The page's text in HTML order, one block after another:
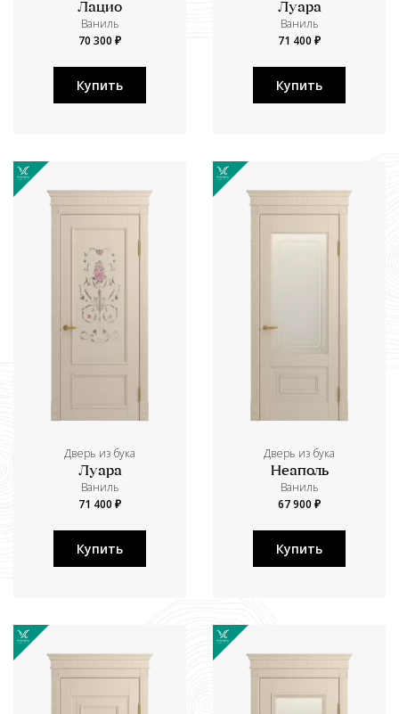
Лацио
Ваниль
70 300 ₽
Купить
Луара
Ваниль
71 400 ₽
Купить
Дверь из бука
Луара
Ваниль
71 400 ₽
Купить
Дверь из бука
Неаполь
Ваниль
67 900 ₽
Купить